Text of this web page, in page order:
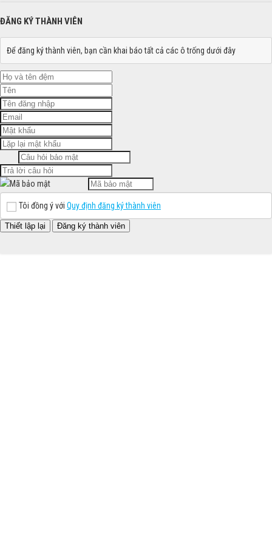
ĐĂNG KÝ THÀNH VIÊN
Để đăng ký thành viên, bạn cần khai báo tất cả các ô trống dưới đây
Tôi đồng ý với Quy định đăng ký thành viên